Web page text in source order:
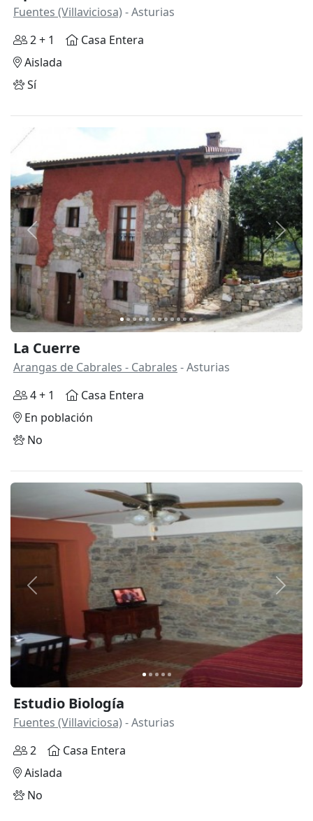
Fuentes (Villaviciosa) - Asturias
2 + 1
Casa Entera
Aislada
Sí
Anterior
La Cuerre
Arangas de Cabrales - Cabrales - Asturias
4 + 1
Casa Entera
En población
No
Anterior
Estudio Biología
Fuentes (Villaviciosa) - Asturias
2
Casa Entera
Aislada
No